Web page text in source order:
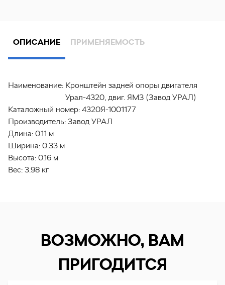
ОПИСАНИЕ ПРИМЕНЯЕМОСТЬ
Наименование: Кронштейн задней опоры двигателя
Урал-4320, двиг. ЯМЗ (Завод УРАЛ)
Каталожный номер: 4320Я-1001177
Производитель: Завод УРАЛ
Длина: 0.11 м
Ширина: 0.33 м
Высота: 0.16 м
Вес: 3.98 кг
ВОЗМОЖНО, ВАМ
ПРИГОДИТСЯ